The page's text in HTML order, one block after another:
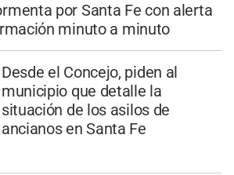
por Santa Fe con alerta
minuto a minuto
Desde el Concejo, piden al
municipio que detalle la
situación de los asilos de
ancianos en Santa Fe